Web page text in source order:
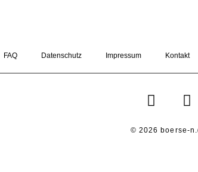
FAQ Datenschutz Impressum Kontakt
© 2026 boerse-